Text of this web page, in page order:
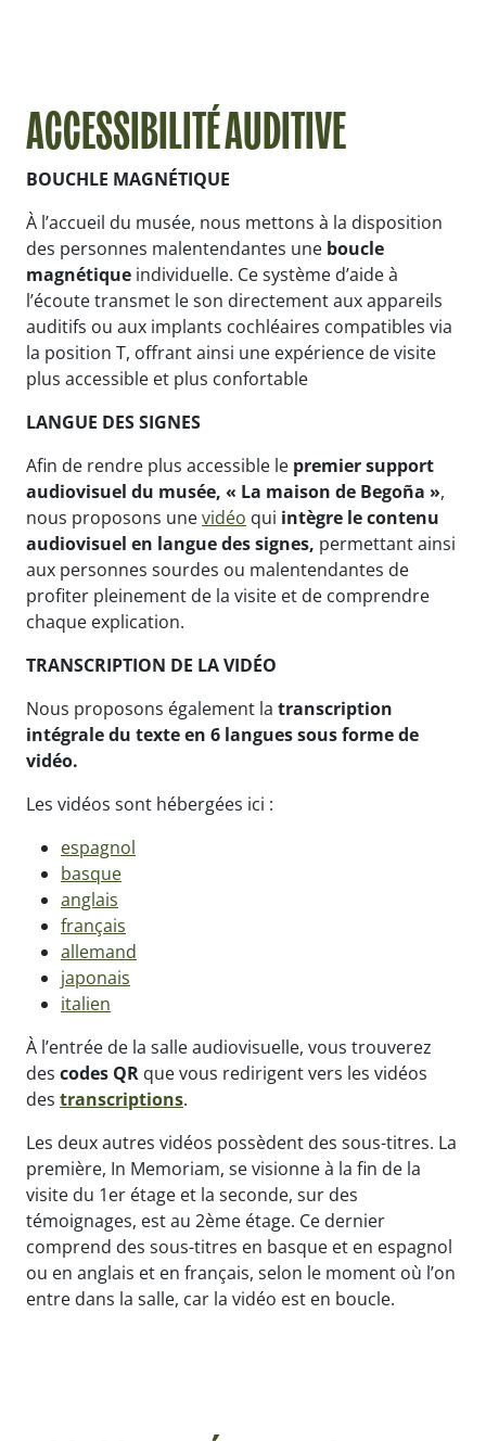
ACCESSIBILITÉ AUDITIVE
BOUCHLE MAGNÉTIQUE
À l’accueil du musée, nous mettons à la disposition
des personnes malentendantes une boucle
magnétique individuelle. Ce système d’aide à
l’écoute transmet le son directement aux appareils
auditifs ou aux implants cochléaires compatibles via
la position T, offrant ainsi une expérience de visite
plus accessible et plus confortable
LANGUE DES SIGNES
Afin de rendre plus accessible le premier support
audiovisuel du musée, « La maison de Begoña »,
nous proposons unevidéo qui intègre le contenu
audiovisuel en langue des signes, permettant ainsi
aux personnes sourdes ou malentendantes de
profiter pleinement de la visite et de comprendre
chaque explication.
TRANSCRIPTION DE LA VIDÉO
Nous proposons également la transcription
intégrale du texte en 6 langues sous forme de
vidéo.
Les vidéos sont hébergées ici :
espagnol
basque
anglais
français
allemand
japonais
italien
À l’entrée de la salle audiovisuelle, vous trouverez
des codes QR que vous redirigent vers les vidéos
des transcriptions.
Les deux autres vidéos possèdent des sous-titres. La
première, In Memoriam, se visionne à la fin de la
visite du 1er étage et la seconde, sur des
témoignages, est au 2ème étage. Ce dernier
comprend des sous-titres en basque et en espagnol
ou en anglais et en français, selon le moment où l’on
entre dans la salle, car la vidéo est en boucle.